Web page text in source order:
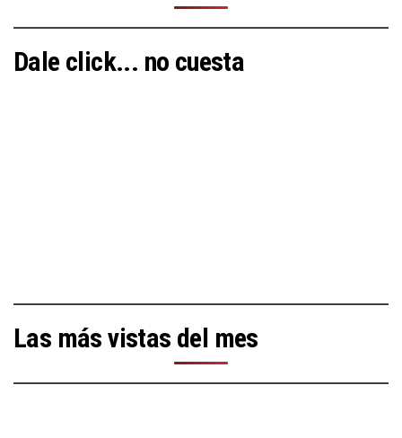
Dale click... no cuesta
Las más vistas del mes